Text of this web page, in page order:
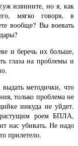
извините, но я, как
мягко говоря, в
вообще? Вы воевать
и беречь их больше,
глаза на проблемы и
методички, что
только проблема не
никуда не уйдет.
роем БПЛА,
нас убивать. Не надо
прилетело.